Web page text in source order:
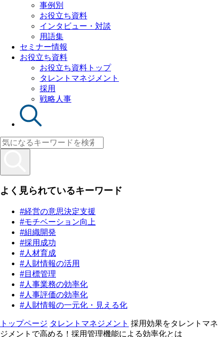
事例別
お役立ち資料
インタビュー・対談
用語集
セミナー情報
お役立ち資料
お役立ち資料トップ
タレントマネジメント
採用
戦略人事
よく見られているキーワード
#経営の意思決定支援
#モチベーション向上
#組織開発
#採用成功
#人材育成
#人財情報の活用
#目標管理
#人事業務の効率化
#人事評価の効率化
#人財情報の一元化・見える化
トップページ タレントマネジメント 採用効果をタレントマネ
ジメントで高める！採用管理機能による効率化とは